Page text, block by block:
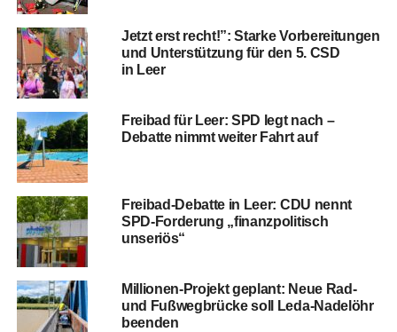
Jetzt erst recht!”: Star­ke Vor­be­rei­tun­gen
und Unter­stüt­zung für den 5. CSD
in Leer
Frei­bad für Leer: SPD legt nach –
Debat­te nimmt wei­ter Fahrt auf
Frei­bad-Debat­te in Leer: CDU nennt
SPD-For­de­rung „finanz­po­li­tisch
unseriös“
Mil­lio­nen-Pro­jekt geplant: Neue Rad-
und Fuß­weg­brü­cke soll Leda-Nadel­öhr
beenden